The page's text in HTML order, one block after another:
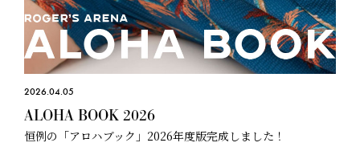
2026.04.05
ALOHA BOOK 2026
恒例の「アロハブック」2026年度版完成しました！